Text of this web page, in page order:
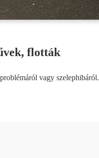
flották
vagy szelephibáról.